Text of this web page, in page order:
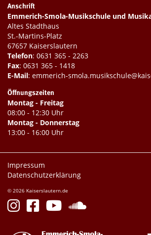
Anschrift
Emmerich-Smola-Musikschule und
Altes Stadthaus
St.-Martins-Platz
67657 Kaiserslautern
Telefon: 0631 365 - 2263
Fax: 0631 365 - 1418
E-Mail: emmerich-
Öffnungszeiten
Montag - Freitag
08:00 - 12:30 Uhr
Montag - Donnerstag
13:00 - 16:00 Uhr
Impressum
Datenschutzerklärung
© 2026 Kaiserslautern.de